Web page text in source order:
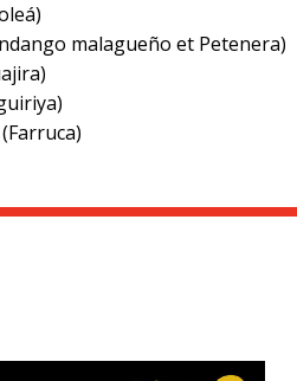
malagueño et Petenera)